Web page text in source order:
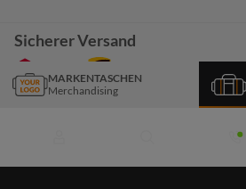
MARKENTASCHEN
Merchandising
Sicherer Versand